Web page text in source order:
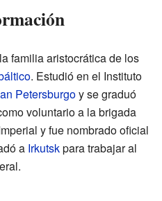
familia aristocrática de los
. Estudió en el Instituto
Petersburgoy se graduó
voluntario a la brigada
y fue nombrado oficial
a Irkutskpara trabajar al